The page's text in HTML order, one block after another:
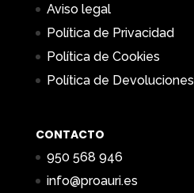
Aviso legal
Política de Privacidad
Política de Cookies
Política de Devoluciones
CONTACTO
950 568 946
info@proauri.es